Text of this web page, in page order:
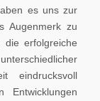
es uns zur
Augenmerk zu
die erfolgreiche
eindrucksvoll
Entwicklungen